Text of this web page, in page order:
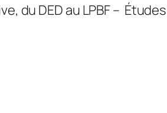
du DED au LPBF –